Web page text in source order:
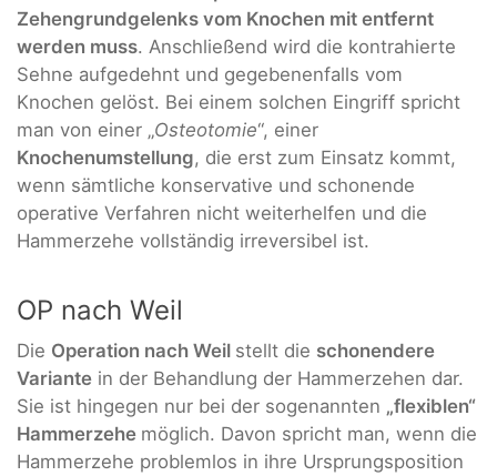
Zehengrundgelenks vom Knochen mit entfernt
werden muss. Anschließend wird die kontrahierte
Sehne aufgedehnt und gegebenenfalls vom
Knochen gelöst. Bei einem solchen Eingriff spricht
man von einer „Osteotomie“, einer
Knochenumstellung, die erst zum Einsatz kommt,
wenn sämtliche konservative und schonende
operative Verfahren nicht weiterhelfen und die
Hammerzehe vollständig irreversibel ist.
OP nach Weil
Die Operation nach Weil stellt die schonendere
Variante in der Behandlung der Hammerzehen dar.
Sie ist hingegen nur bei der sogenannten „flexiblen“
Hammerzehe möglich. Davon spricht man, wenn die
Hammerzehe problemlos in ihre Ursprungsposition